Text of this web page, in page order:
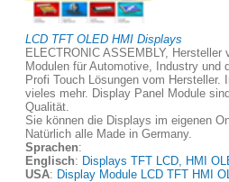
LCD TFT OLED HMI Displays
ELECTRONIC ASSEMBLY,
Modulen für Automotive, Industry und
Profi Touch Lösungen vom Hersteller.
vieles mehr. Display Panel Module
Qualität.
Sie können die Displays im eigenen
Natürlich alle Made in Germany.
Sprachen:
Englisch: Displays TFT LCD, HMI
USA: Display Module LCD TFT HMI